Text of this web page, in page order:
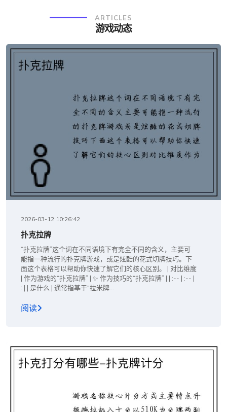
ARTICLES
游戏动态
2026-03-12 10:26:42
扑克拉牌
“扑克拉牌”这个词在不同语境下有完全不同的含义，主要可
能指一种流行的扑克牌游戏，或是炫酷的花式切牌技巧。下
面这个表格可以帮助你快速了解它们的核心区别。 | 对比维度
| 作为游戏的“扑克拉牌” | ✨ 作为技巧的“扑克拉牌” | | :-- | :-- |
: | | 是什么 | 通常指基于“拉米牌...
阅读